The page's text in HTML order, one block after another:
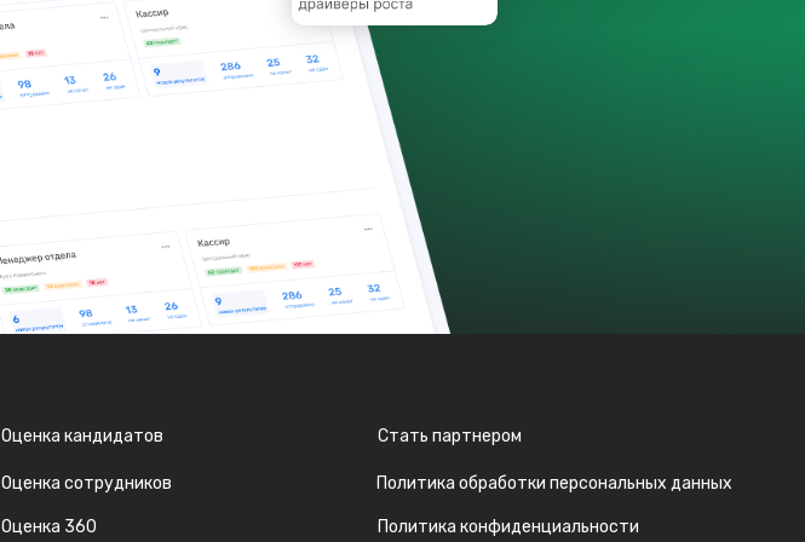
Оценка кандидатов
Политика конфиденциальности
Оценка сотрудников
Стать партнером
Оценка 360
Политика обработки персональных данных